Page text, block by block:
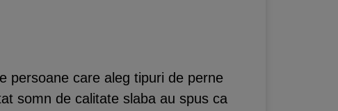
persoane care aleg tipuri de perne
somn de calitate slaba au spus ca